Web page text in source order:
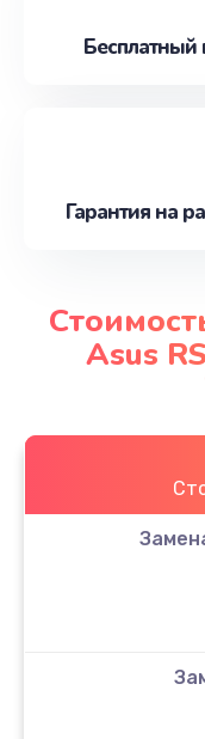
Бесплатный
Гарантия на
Asus